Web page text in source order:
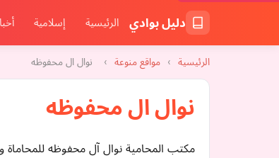
دليل بوادي الرئيسية إسلامية
الرئيسية › مواقع منوعة › نوال ال محفوظه
نوال ال محفوظه
مكتب المحامية نوال آل محفوظه للمحاماة